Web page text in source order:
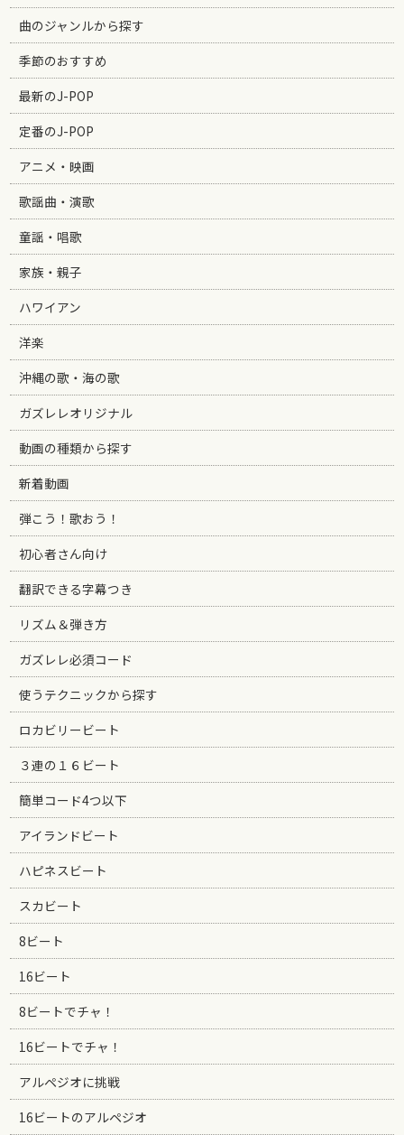
曲のジャンルから探す
季節のおすすめ
最新のJ-POP
定番のJ-POP
アニメ・映画
歌謡曲・演歌
童謡・唱歌
家族・親子
ハワイアン
洋楽
沖縄の歌・海の歌
ガズレレオリジナル
動画の種類から探す
新着動画
弾こう！歌おう！
初心者さん向け
翻訳できる字幕つき
リズム＆弾き方
ガズレレ必須コード
使うテクニックから探す
ロカビリービート
３連の１６ビート
簡単コード4つ以下
アイランドビート
ハピネスビート
スカビート
8ビート
16ビート
8ビートでチャ！
16ビートでチャ！
アルペジオに挑戦
16ビートのアルペジオ